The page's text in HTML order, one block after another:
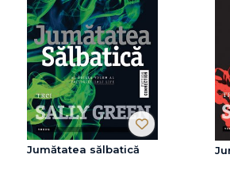
Jumătatea sălbatică